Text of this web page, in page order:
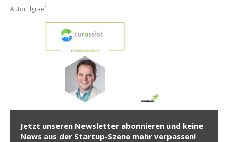
Autor: lgraef
Jetzt unseren Newsletter abonnieren und keine
News aus der Startup-Szene mehr verpassen!